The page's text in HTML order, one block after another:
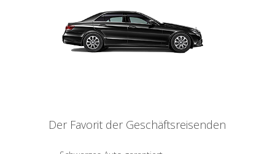
Der Favorit der Geschäftsreisenden